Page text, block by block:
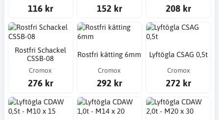
116 kr 152 kr 208 kr
Rostfri Schackel
CSSB-08
Cromox
276 kr
Rostfri kätting 6mm
Cromox
292 kr
Lyftögla CSAG 0,5t
Cromox
272 kr